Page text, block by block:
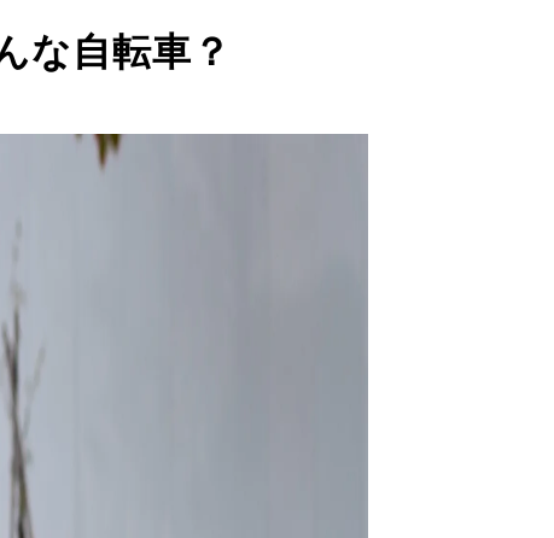
な自転車？